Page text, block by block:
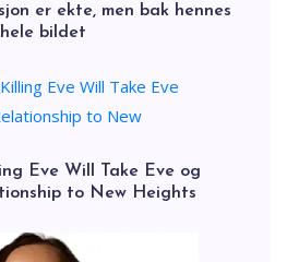
er ekte, men bak hennes
bildet
Eve Will Take Eve og
to New Heights